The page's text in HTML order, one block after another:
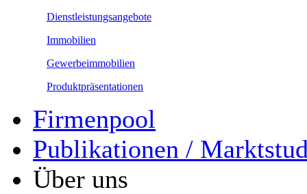
Dienstleistungsangebote
Immobilien
Gewerbeimmobilien
Produktpräsentationen
Firmenpool
Publikationen /
Über uns